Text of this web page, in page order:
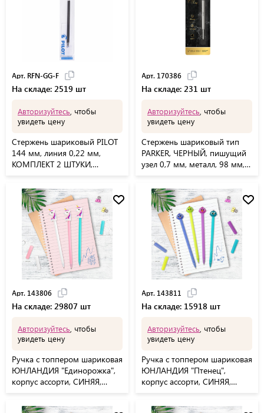
Арт. RFN-GG-F
На складе: 2519 шт
Авторизуйтесь , чтобы
увидеть цену
Стержень шариковый PILOT
144 мм, линия 0,22 мм,
КОМПЛЕКТ 2 ШТУКИ,
GG-F
Арт. 170386
На складе: 231 шт
Авторизуйтесь , чтобы
увидеть цену
Стержень шариковый тип
PARKER, ЧЕРНЫЙ, пишущий
узел 0,7 мм, металл, 98 мм,
Арт. 143806
На складе: 29807 шт
Авторизуйтесь , чтобы
увидеть цену
Ручка с топпером шариковая
ЮНЛАНДИЯ "Единорожка",
корпус ассорти, СИНЯЯ,
143806
Арт. 143811
На складе: 15918 шт
Авторизуйтесь , чтобы
увидеть цену
Ручка с топпером шариковая
ЮНЛАНДИЯ "Птенец",
корпус ассорти, СИНЯЯ,
143811